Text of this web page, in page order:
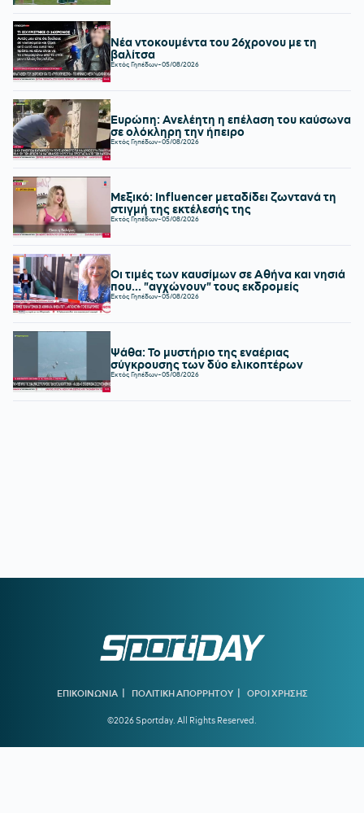
Νέα ντοκουμέντα του 26χρονου με τη
βαλίτσα
Εκτός Γηπέδων-05/08/2026
Ευρώπη: Ανελέητη η επέλαση του καύσωνα
σε ολόκληρη την ήπειρο
Εκτός Γηπέδων-05/08/2026
Μεξικό: Influencer μεταδίδει ζωντανά τη
στιγμή της εκτέλεσής της
Εκτός Γηπέδων-05/08/2026
Οι τιμές των καυσίμων σε Αθήνα και νησιά
που... "αγχώνουν" τους εκδρομείς
Εκτός Γηπέδων-05/08/2026
Ψάθα: Το μυστήριο της εναέριας
σύγκρουσης των δύο ελικοπτέρων
Εκτός Γηπέδων-05/08/2026
ΕΠΙΚΟΙΝΩΝΙΑ | ΠΟΛΙΤΙΚΗ ΑΠΟΡΡΗΤΟΥ | ΟΡΟΙ ΧΡΗΣΗΣ
©2026 Sportday. All Rights Reserved.